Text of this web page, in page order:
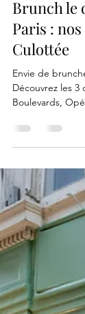
Brunch le
Paris :
Culottée
Envie de
Boulevards,
et leurs